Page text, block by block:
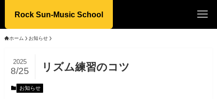
Rock Sun-Music School
ホーム お知らせ
リズム練習のコツ
2025
8/25
お知らせ